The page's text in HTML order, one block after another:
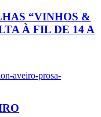
“VINHOS &
À FIL DE 14 A
aveiro-prosa-